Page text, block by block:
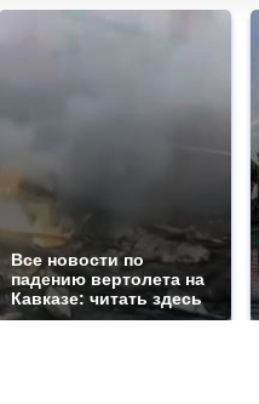
Все новости по
падению вертолета на
Кавказе: читать здесь